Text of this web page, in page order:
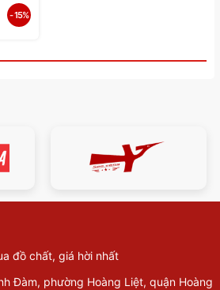
03 -
- 15%
đồ chất, giá hời nhất
Đàm, phường Hoàng Liệt, quận Hoàng